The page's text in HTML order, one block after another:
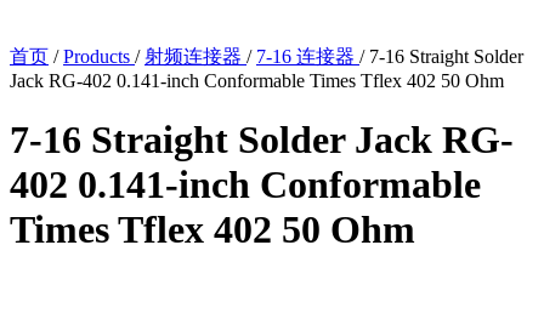
首页 / Products / 射频连接器 / 7-16 连接器 / 7-16 Straight Solder
Jack RG-402 0.141-inch Conformable Times Tflex 402 50 Ohm
7-16 Straight Solder Jack RG-
402 0.141-inch Conformable
Times Tflex 402 50 Ohm